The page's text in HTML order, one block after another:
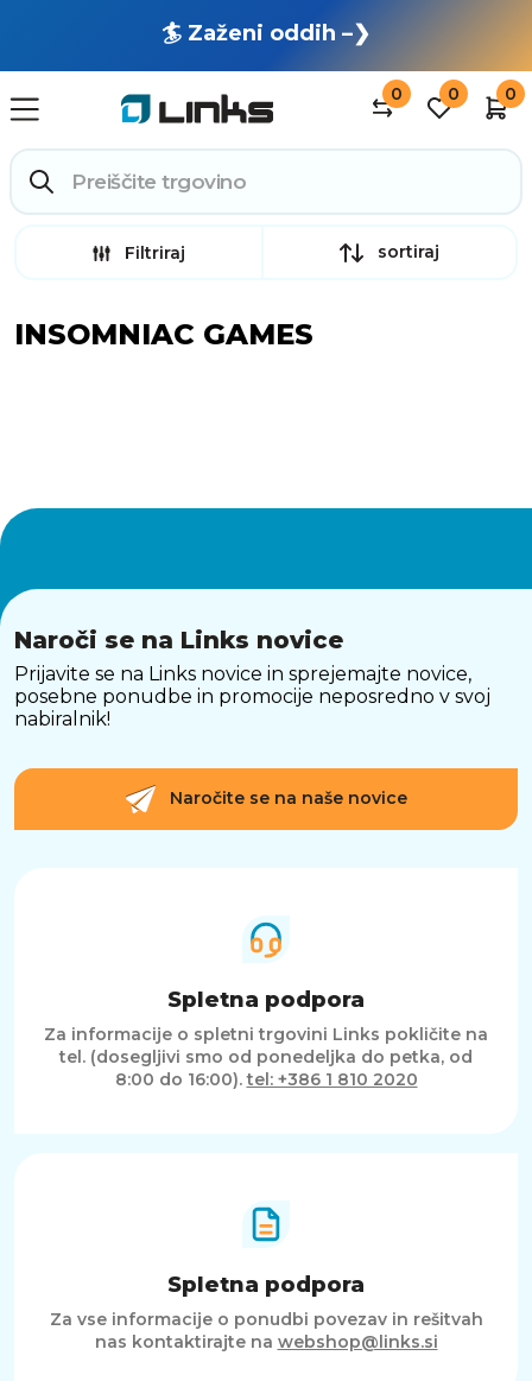
🏄 Zaženi oddih –❯
0 0 0
Filtriraj sortiraj
INSOMNIAC GAMES
Naroči se na Links novice
Prijavite se na Links novice in sprejemajte novice,
posebne ponudbe in promocije neposredno v svoj
nabiralnik!
Naročite se na naše novice
Spletna podpora
Za informacije o spletni trgovini Links pokličite na
tel. (dosegljivi smo od ponedeljka do petka, od
8:00 do 16:00).tel: +386 1 810 2020
Spletna podpora
Za vse informacije o ponudbi povezav in rešitvah
nas kontaktirajte na webshop@links.si